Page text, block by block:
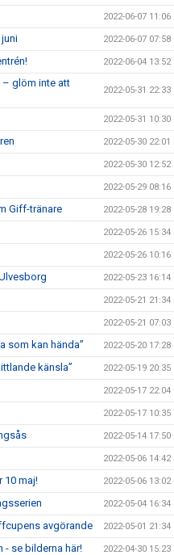
2022-06-07 11:06
2022-06-07 07:58
2022-06-04 13:52
– glöm inte att
2022-05-31 22:33
2022-05-31 10:30
2022-05-30 22:01
2022-05-30 12:52
2022-05-29 08:16
Giff-tränare 2022-05-28 19:28
2022-05-26 15:34
2022-05-26 10:16
2022-05-23 16:14
2022-05-21 21:34
2022-05-21 07:03
som kan hända” 2022-05-20 17:28
känsla” 2022-05-19 20:35
2022-05-17 22:04
2022-05-17 10:35
2022-05-14 17:50
2022-05-06 14:42
10 maj! 2022-05-06 13:02
2022-05-04 16:34
avgörande 2022-05-01 21:34
- se bilderna här! 2022-04-30 15:23